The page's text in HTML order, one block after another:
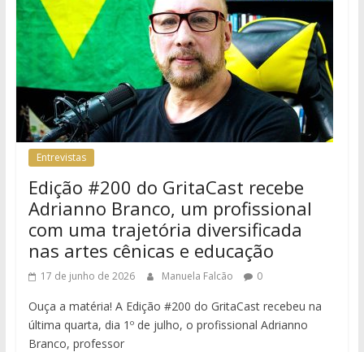
Entrevistas
Edição #200 do GritaCast recebe
Adrianno Branco, um profissional
com uma trajetória diversificada
nas artes cênicas e educação
17 de junho de 2026 Manuela Falcão 0
Ouça a matéria! A Edição #200 do GritaCast recebeu na
última quarta, dia 1º de julho, o profissional Adrianno
Branco, professor